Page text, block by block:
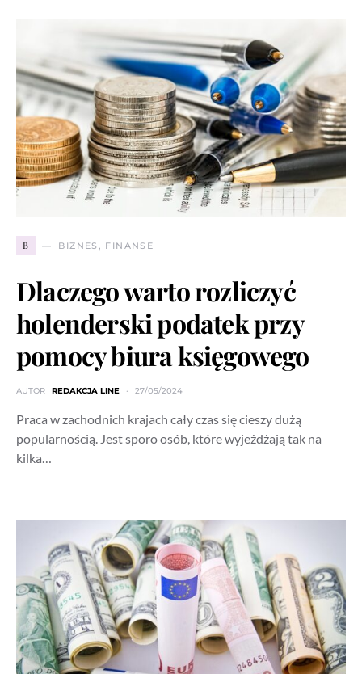
B BIZNES, FINANSE
Dlaczego warto rozliczyć
holenderski podatek przy
pomocy biura księgowego
AUTOR REDAKCJA LINE 27/05/2024
Praca w zachodnich krajach cały czas się cieszy dużą
popularnością. Jest sporo osób, które wyjeżdżają tak na
kilka…